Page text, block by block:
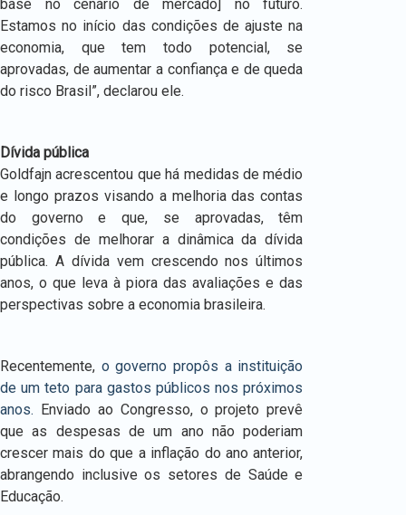
base no cenário de mercado] no futuro.
Estamos no início das condições de ajuste na
economia, que tem todo potencial, se
aprovadas, de aumentar a confiança e de queda
do risco Brasil”, declarou ele.
Dívida pública
Goldfajn acrescentou que há medidas de médio
e longo prazos visando a melhoria das contas
do governo e que, se aprovadas, têm
condições de melhorar a dinâmica da dívida
pública. A dívida vem crescendo nos últimos
anos, o que leva à piora das avaliações e das
perspectivas sobre a economia brasileira.
Recentemente, o governo propôs a instituição
de um teto para gastos públicos nos próximos
anos. Enviado ao Congresso, o projeto prevê
que as despesas de um ano não poderiam
crescer mais do que a inflação do ano anterior,
abrangendo inclusive os setores de Saúde e
Educação.